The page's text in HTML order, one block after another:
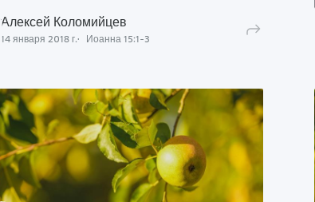
Алексей Коломийцев
14 января 2018 г. Иоанна 15:1-3